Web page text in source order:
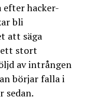
hacker-
bli
att säga
ett stort
av intrången
börjar falla i
sedan.